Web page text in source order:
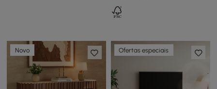
Novo Ofertas especiais